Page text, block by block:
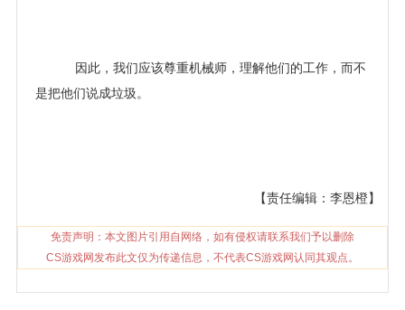
因此，我们应该尊重机械师，理解他们的工作，而不
是把他们说成垃圾。
【责任编辑：李恩橙】
免责声明：本文图片引用自网络，如有侵权请联系我们予以删除
CS游戏网发布此文仅为传递信息，不代表CS游戏网认同其观点。